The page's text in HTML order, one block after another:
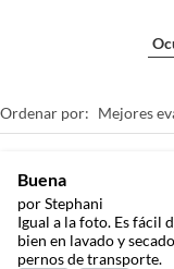
Ordenar por: Mejores
Buena
por Stephani
Igual a la foto. Es fácil
bien en lavado y
pernos de transporte.